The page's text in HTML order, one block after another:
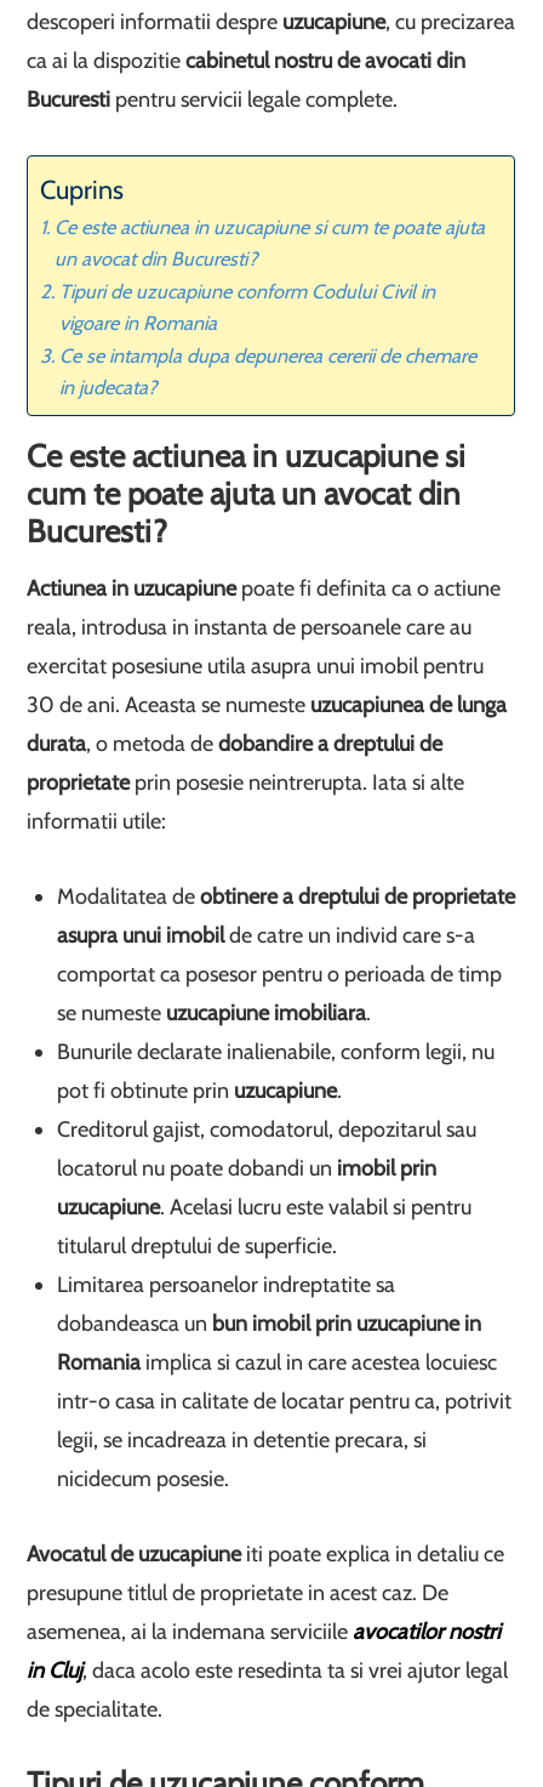
descoperi informatii despre uzucapiune, cu precizarea
ca ai la dispozitiecabinetul nostru de avocati din
Bucuresti pentru servicii legale complete.
Cuprins
Ce este actiunea in uzucapiune si cum te poate ajuta
un avocat din Bucuresti?
Tipuri de uzucapiune conform Codului Civil in
vigoare in Romania
Ce se intampla dupa depunerea cererii de chemare
in judecata?
Ce este actiunea in uzucapiune si
cum te poate ajuta un avocat din
Bucuresti?
Actiunea in uzucapiunepoate fi definita ca o actiune
reala, introdusa in instanta de persoanele care au
exercitat posesiune utila asupra unui imobil pentru
30 de ani. Aceasta se numeste uzucapiunea de lunga
durata, o metoda dedobandire a dreptului de
proprietateprin posesie neintrerupta. Iata si alte
informatii utile:
Modalitatea deobtinere a dreptului de proprietate
asupra unui imobilde catre un individ care s-a
comportat ca posesor pentru o perioada de timp
se numeste uzucapiune imobiliara.
Bunurile declarate inalienabile, conform legii, nu
pot fi obtinute prin uzucapiune.
Creditorul gajist, comodatorul, depozitarul sau
locatorul nu poate dobandi un imobil prin
uzucapiune. Acelasi lucru este valabil si pentru
titularul dreptului de superficie.
Limitarea persoanelor indreptatite sa
dobandeasca un bun imobil prin uzucapiune in
Romaniaimplica si cazul in care acestea locuiesc
intr-o casa in calitate de locatar pentru ca, potrivit
legii, se incadreaza in detentie precara, si
nicidecum posesie.
Avocatul de uzucapiuneiti poate explica in detaliu ce
presupune titlul de proprietate in acest caz. De
asemenea, ai la indemana serviciile avocatilor nostri
in Cluj, daca acolo este resedinta ta si vrei ajutor legal
de specialitate.